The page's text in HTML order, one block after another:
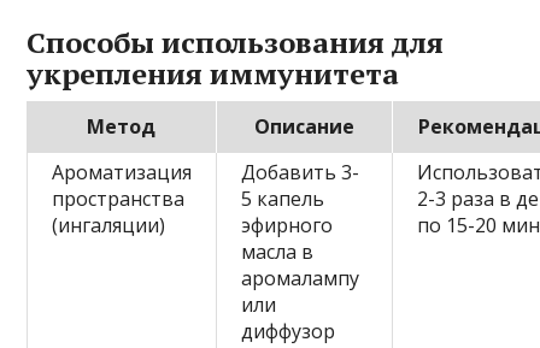
Способы использования для
укрепления иммунитета
Метод Описание
Ароматизация
пространства
(ингаляции)
Добавить 3-
5 капель
эфирного
масла в
аромалампу
или
диффузор
2-3 раза в
по 15-20